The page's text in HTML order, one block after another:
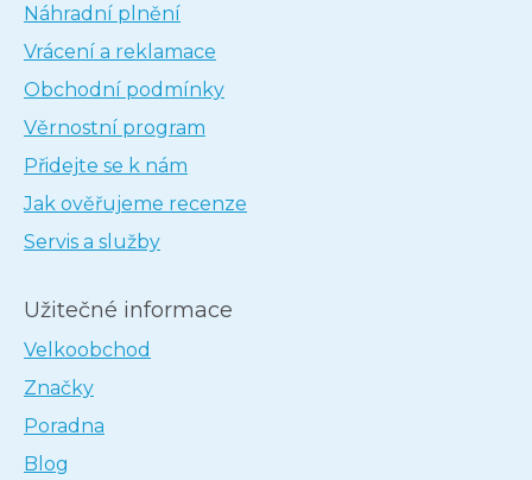
Náhradní plnění
Vrácení a reklamace
Obchodní podmínky
Věrnostní program
Přidejte se k nám
Jak ověřujeme recenze
Servis a služby
Užitečné informace
Velkoobchod
Značky
Poradna
Blog